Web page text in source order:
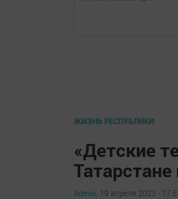
ЖИЗНЬ РЕСПУБЛИКИ
«Детские
Admin, 19 апреля 2023 -